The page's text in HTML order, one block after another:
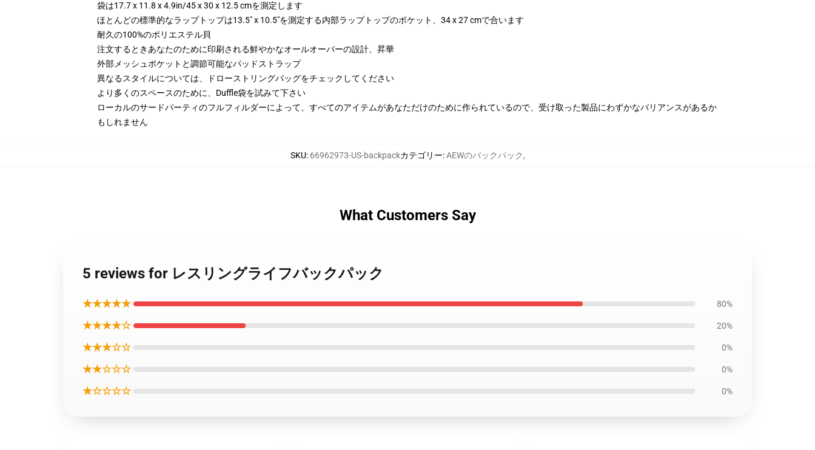
袋は17.7 x 11.8 x 4.9in/45 x 30 x 12.5 cmを測定します
ほとんどの標準的なラップトップは13.5" x 10.5"を測定する内部ラップトップのポケット、34 x 27 cmで合います
耐久の100%のポリエステル貝
注文するときあなたのために印刷される鮮やかなオールオーバーの設計、昇華
外部メッシュポケットと調節可能なパッドストラップ
異なるスタイルについては、ドローストリングバッグをチェックしてください
より多くのスペースのために、Duffle袋を試みて下さい
ローカルのサードパーティのフルフィルダーによって、すべてのアイテムがあなただけのために作られているので、受け取った製品にわずかなバリアンスがあるか
もしれません
SKU: 66962973-US-backpackカテゴリー:AEWのバックパック,
What Customers Say
5 reviews for レスリングライフバックパック
★★★★★ 80%
★★★★☆ 20%
★★★☆☆ 0%
★★☆☆☆ 0%
★☆☆☆☆ 0%